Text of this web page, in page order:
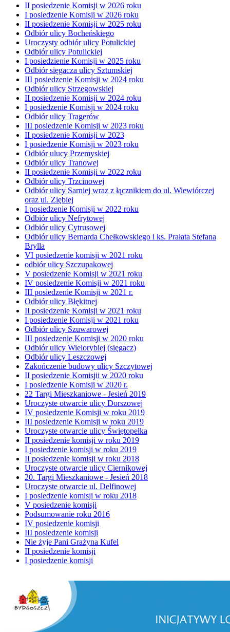
II posiedzenie Komisji w 2026 roku
I posiedzenie Komisji w 2026 roku
II posiedzenie Komisji w 2025 roku
Odbiór ulicy Bocheńskiego
Uroczysty odbiór ulicy Potulickiej
Odbiór ulicy Potulickiej
I posiedzienie Komisji w 2025 roku
Odbiór sięgacza ulicy Sztumskiej
III posiedzenie Komisji w 2024 roku
Odbiór ulicy Strzegowskiej
II posiedzenie Komisji w 2024 roku
I posiedzenie Komisji w 2024 roku
Odbiór ulicy Tragerów
III posiedzenie Komisji w 2023 roku
II posiedzenie Komisji w 2023
I posiedzenie Komisji w 2023 roku
Odbiór ulucy Przemyskiej
Odbiór ulicy Tranowej
II posiedzenie Komisji w 2022 roku
Odbiór ulicy Trzcinowej
Odbiór ulicy Sarniej wraz z łącznikiem do ul. Wiewiórczej
oraz ul. Ziębiej
I posiedzenie Komisji w 2022 roku
Odbiór ulicy Nefrytowej
Odbiór ulicy Cytrusowej
Odbiór ulicy Bernarda Chełkowskiego i ks. Prałata Stefana
Brylla
VI posiedzenie komisji w 2021 roku
odbiór ulicy Szczupakowej
V posiedzenie Komisji w 2021 roku
IV posiedzenie Komisji w 2021 roku
III posiedzenie Komisji w 2021 r.
Odbiór ulicy Błękitnej
II posiedzenie Komisji w 2021 roku
I posiedzenie Komisji w 2021 roku
Odbiór ulicy Szuwarowej
III posiedzenie Komisji w 2020 roku
Odbiór ulicy Wielorybiej (sięgacz)
Odbiór ulicy Leszczowej
Zakończenie budowy ulicy Szczytowej
II posiedzenie Komisjii w 2020 roku
I posiedzenie Komisji w 2020 r.
22 Targi Mieszkaniowe - Jesień 2019
Uroczyste otwarcie ulicy Dorszowej
IV posiedzenie Komisji w roku 2019
III posiedzenie Komisji w roku 2019
Uroczyste otwarcie ulicy Świętopełka
II posiedzenie komisji w roku 2019
I posiedzenie komisji w roku 2019
II posiedzenie komisji w roku 2018
Uroczyste otwarcie ulicy Ciernikowej
20. Targi Mieszkaniowe - Jesień 2018
Uroczyste otwarcie ul. Delfinowej
I posiedzenie komisji w roku 2018
V posiedzenie komisji
Podsumowanie roku 2016
IV posiedzenie komisji
III posiedzenie komisji
Nie żyje Pani Grażyna Kufel
II posiedzenie komisji
I posiedzenie komisji